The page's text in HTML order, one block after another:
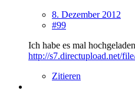
8. Dezember 2012
#99
Ich habe es mal
http://s7.directupload.net/
Zitieren